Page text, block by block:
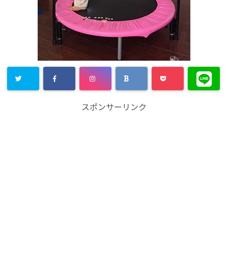
スポンサーリンク